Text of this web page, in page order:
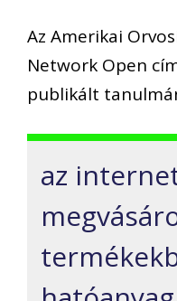
Az Amerikai
Network Open
publikált
az